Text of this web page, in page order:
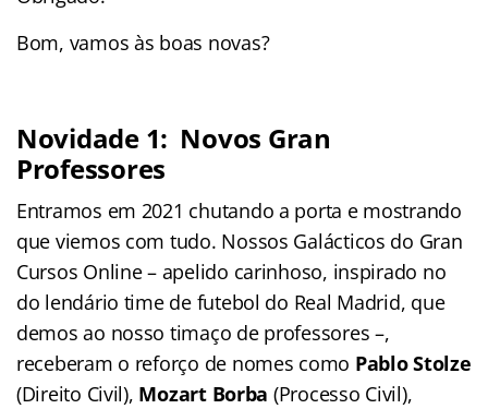
Bom, vamos às boas novas?
Novidade 1: Novos Gran
Professores
Entramos em 2021 chutando a porta e mostrando
que viemos com tudo. Nossos Galácticos do Gran
Cursos Online – apelido carinhoso, inspirado no
do lendário time de futebol do Real Madrid, que
demos ao nosso timaço de professores –,
receberam o reforço de nomes como Pablo Stolze
(Direito Civil), Mozart Borba (Processo Civil),